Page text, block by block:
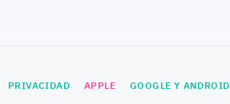
PRIVACIDAD APPLE GOOGLE Y ANDROID